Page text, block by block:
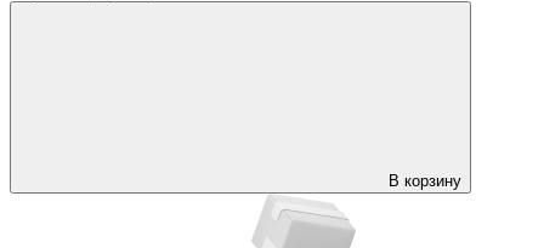
В корзину